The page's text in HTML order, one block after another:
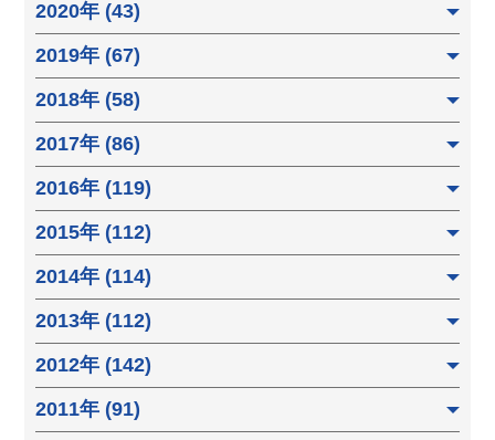
2020年 (43)
2019年 (67)
2018年 (58)
2017年 (86)
2016年 (119)
2015年 (112)
2014年 (114)
2013年 (112)
2012年 (142)
2011年 (91)